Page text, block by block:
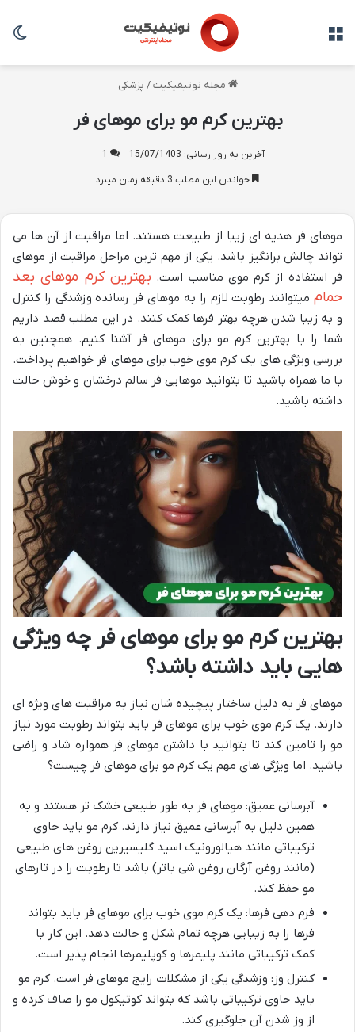
مجله نوتیفیکیت / پزشکی
بهترین کرم مو برای موهای فر
آخرین به روز رسانی: 15/07/1403
1
خواندن این مطلب 3 دقیقه زمان میبرد
موهای فر هدیه ای زیبا از طبیعت هستند. اما مراقبت از آن ها می
تواند چالش برانگیز باشد. یکی از مهم ترین مراحل مراقبت از موهای
فر استفاده از کرم موی مناسب است. بهترین کرم موهای بعد
حمام میتوانند رطوبت لازم را به موهای فر رسانده وزشدگی را کنترل
و به زیبا شدن هرچه بهتر فرها کمک کنند. در این مطلب قصد داریم
شما را با بهترین کرم مو برای موهای فر آشنا کنیم. همچنین به
بررسی ویژگی های یک کرم موی خوب برای موهای فر خواهیم پرداخت.
با ما همراه باشید تا بتوانید موهایی فر سالم درخشان و خوش حالت
داشته باشید.
بهترین کرم مو برای موهای فر چه ویژگی
هایی باید داشته باشد؟
موهای فر به دلیل ساختار پیچیده شان نیاز به مراقبت های ویژه ای
دارند. یک کرم موی خوب برای موهای فر باید بتواند رطوبت مورد نیاز
مو را تامین کند تا بتوانید با داشتن موهای فر همواره شاد و راضی
باشید. اما ویژگی های مهم یک کرم مو برای موهای فر چیست؟
آبرسانی عمیق: موهای فر به طور طبیعی خشک تر هستند و به
همین دلیل به آبرسانی عمیق نیاز دارند. کرم مو باید حاوی
ترکیباتی مانند هیالورونیک اسید گلیسیرین روغن های طبیعی
(مانند روغن آرگان روغن شی باتر) باشد تا رطوبت را در تارهای
مو حفظ کند.
فرم دهی فرها: یک کرم موی خوب برای موهای فر باید بتواند
فرها را به زیبایی هرچه تمام شکل و حالت دهد. این کار با
کمک ترکیباتی مانند پلیمرها و کوپلیمرها انجام پذیر است.
کنترل وز: وزشدگی یکی از مشکلات رایج موهای فر است. کرم مو
باید حاوی ترکیباتی باشد که بتواند کوتیکول مو را صاف کرده و
از وز شدن آن جلوگیری کند.